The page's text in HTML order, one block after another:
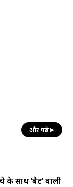
और पढ़ें➤
के साथ ‘बैट’ वाली